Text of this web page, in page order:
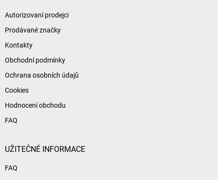
Autorizovaní prodejci
Prodávané značky
Kontakty
Obchodní podmínky
Ochrana osobních údajů
Cookies
Hodnocení obchodu
FAQ
UŽITEČNÉ INFORMACE
FAQ